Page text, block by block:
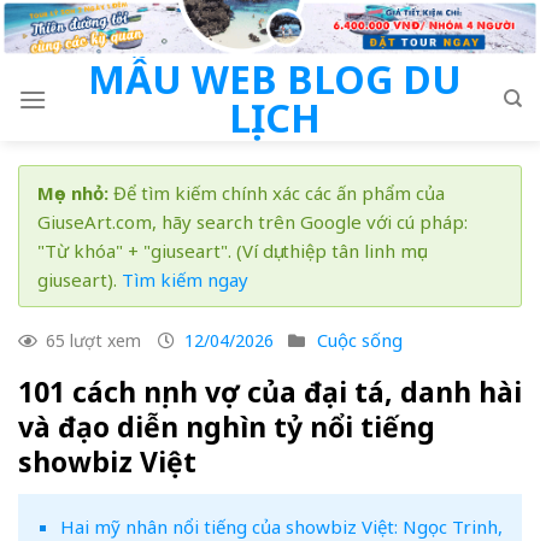
Skip
to
MẪU WEB BLOG DU
LỊCH
Mẹo nhỏ: Để tìm kiếm chính xác các ấn phẩm của
GiuseArt.com, hãy search trên Google với cú pháp:
"Từ khóa" + "giuseart". (Ví dụ: thiệp tân linh mục
giuseart). Tìm kiếm ngay
65 lượt xem 12/04/2026 Cuộc sống
101 cách nịnh vợ của đại tá, danh hài
và đạo diễn nghìn tỷ nổi tiếng
showbiz Việt
Hai mỹ nhân nổi tiếng của showbiz Việt: Ngọc Trinh,